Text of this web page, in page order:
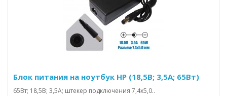
Блок питания на ноутбук HP (18,5В; 3,5А; 65Вт)
65Вт; 18,5В; 3,5А; штекер подключения 7,4х5,0..